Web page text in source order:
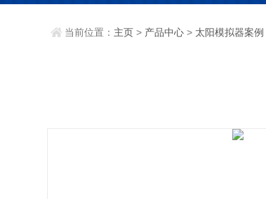
当前位置： 主页 > 产品中心 > 太阳模拟器案例